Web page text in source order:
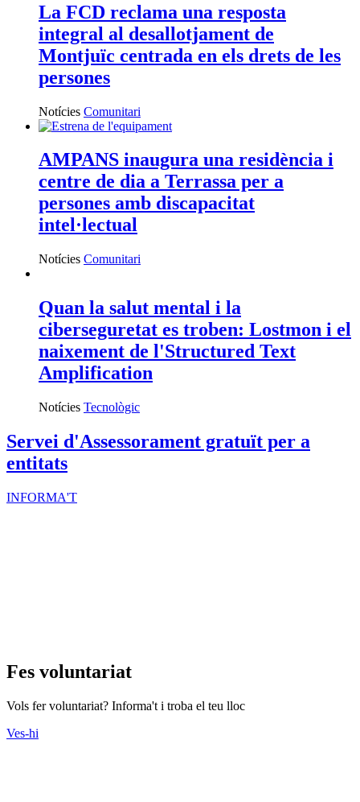
La FCD reclama una resposta
integral al desallotjament de
Montjuïc centrada en els drets de les
persones
Notícies Comunitari
AMPANS inaugura una residència i
centre de dia a Terrassa per a
persones amb discapacitat
intel·lectual
Notícies Comunitari
Quan la salut mental i la
ciberseguretat es troben: Lostmon i el
naixement de l'Structured Text
Amplification
Notícies Tecnològic
Servei d'Assessorament gratuït per a
entitats
INFORMA'T
Fes voluntariat
Vols fer voluntariat? Informa't i troba el teu lloc
Ves-hi